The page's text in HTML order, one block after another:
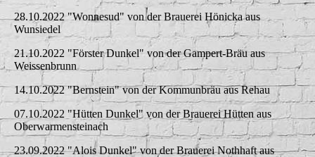
28.10.2022 "Wonnesud" von der Brauerei Hönicka aus
Wunsiedel
21.10.2022 "Förster Dunkel" von der Gampert-Bräu aus
Weissenbrunn
14.10.2022 "Bernstein" von der Kommunbräu aus Rehau
07.10.2022 "Hütten Dunkel" von der Brauerei Hütten aus
Oberwarmensteinach
23.09.2022 "Alois Dunkel" von der Brauerei Nothhaft aus